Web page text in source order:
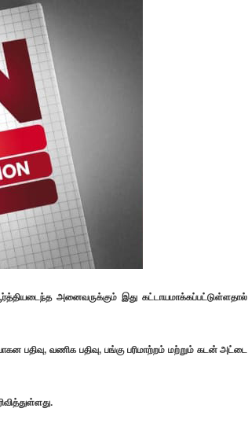
அனைவருக்கும் இது கட்டாயமாக்கப்பட்டுள்ளதால்
பதிவு, வணிக பதிவு, பங்கு பரிமாற்றம் மற்றும் கடன் அட்டை